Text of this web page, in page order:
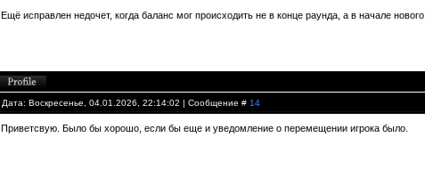
Ещё исправлен недочет, когда баланс мог происходить не в конце раунда, а в начале нового.
Дата: Воскресенье, 04.01.2026, 22:14:02 | Сообщение # 14
Приветсвую. Было бы хорошо, если бы еще и уведомление о перемещении игрока было.